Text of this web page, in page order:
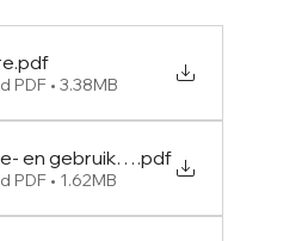
.pdf
PDF • 3.38MB
en gebruikshandleiding
.pdf
PDF • 1.62MB